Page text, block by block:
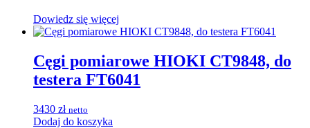
Dowiedz się więcej
Cęgi pomiarowe HIOKI CT9848, do
testera FT6041
3430 zł netto
Dodaj do koszyka